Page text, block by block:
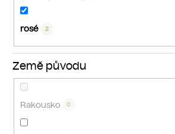
rosé 2
Země původu
Rakousko 0